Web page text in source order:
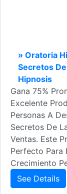
» Oratoria
Secretos
Hipnosis
Gana 75%
Excelente
Personas A
Secretos De
Ventas. Este
Perfecto Para
Crecimiento
See Details